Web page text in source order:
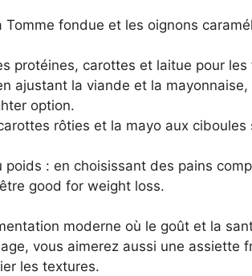
Tomme fondue et les oignons
protéines, carottes et laitue pour les
ajustant la viande et la
option.
rôties et la mayo aux ciboules
poids : en choisissant des pains
good for weight loss.
moderne où le goût et la
vous aimerez aussi une assiette
les textures.